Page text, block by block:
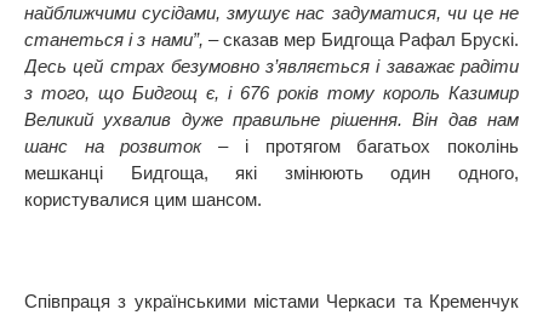
найближчими сусідами, змушує нас задуматися, чи це не
станеться і з нами”, – сказав мер Бидгоща Рафал Брускі.
Десь цей страх безумовно з’являється і заважає радіти
з того, що Бидгощ є, і 676 років тому король Казимир
Великий ухвалив дуже правильне рішення. Він дав нам
шанс на розвиток –і протягом багатьох поколінь
мешканці Бидгоща, які змінюють один одного,
користувалися цим шансом.
Співпраця з українськими містами Черкаси та Кременчук